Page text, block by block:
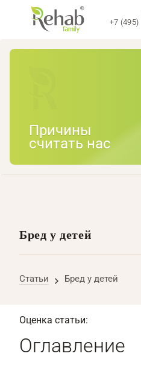
+7 (495)
Причины
считать нас
Бред у детей
Статьи Бред у детей
Оценка статьи:
Оглавление